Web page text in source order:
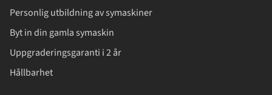
Personlig utbildning av symaskiner
Byt in din gamla symaskin
Uppgraderingsgaranti i 2 år
Hållbarhet